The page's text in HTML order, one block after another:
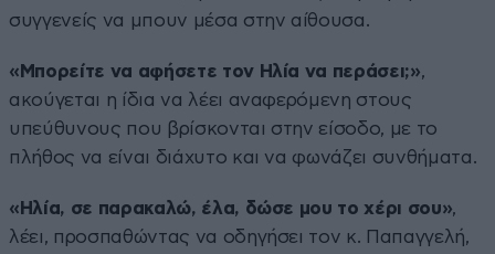
συγγενείς να μπουν μέσα στην αίθουσα.
«Μπορείτε να αφήσετε τον Ηλία να περάσει;»,
ακούγεται η ίδια να λέει αναφερόμενη στους
υπεύθυνους που βρίσκονται στην είσοδο, με το
πλήθος να είναι διάχυτο και να φωνάζει συνθήματα.
«Ηλία, σε παρακαλώ, έλα, δώσε μου το χέρι σου»,
λέει, προσπαθώντας να οδηγήσει τον κ. Παπαγγελή,